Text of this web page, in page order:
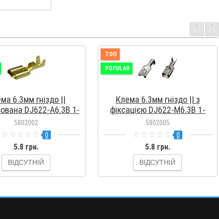
6.3мм гніздо ||
DJ622-A6.3B 1-
1.5мм²
5802002
0
5.8 грн.
ВІДСУТНІЙ
ТОП
POPULAR
Клема 6.3мм гніздо || з
фіксацією DJ622-M6.3B 1-
1.5мм²
5802005
0
5.8 грн.
ВІДСУТНІЙ